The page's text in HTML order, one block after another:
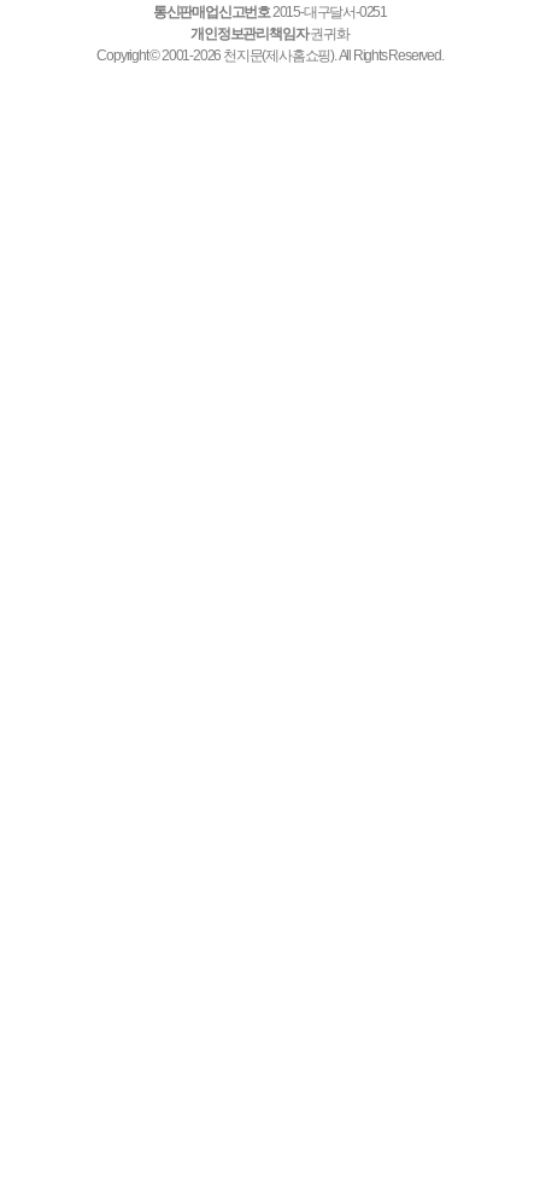
통신판매업신고번호2015-대구달서-0251
개인정보관리책임자권귀화
Copyright © 2001-2026 천지문(제사홈쇼핑). All Rights Reserved.